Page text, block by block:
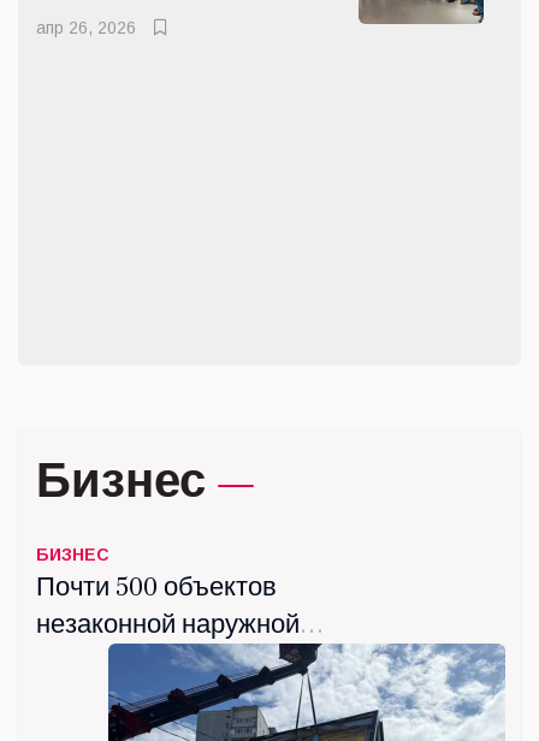
Дмитрий Аленичев и Егор
апр 26, 2026
Бизнес
БИЗНЕС
Почти 500 объектов
незаконной наружной
рекламы демонтировали в
Люберцах с начала года